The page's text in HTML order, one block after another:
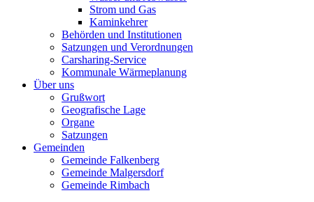
Strom und Gas
Kaminkehrer
Behörden und Institutionen
Satzungen und Verordnungen
Carsharing-Service
Kommunale Wärmeplanung
Über uns
Grußwort
Geografische Lage
Organe
Satzungen
Gemeinden
Gemeinde Falkenberg
Gemeinde Malgersdorf
Gemeinde Rimbach